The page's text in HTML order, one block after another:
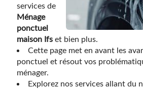
services de
Ménage
ponctuel
maison Ifset bien plus.
Cette page met en avant les
ponctuel et résout vos
ménager.
Explorez nos services allant du